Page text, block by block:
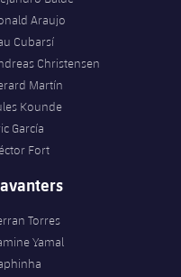
Araujo
Cubarsí
Christensen
Martín
Kounde
García
Fort
Torres
Yamal